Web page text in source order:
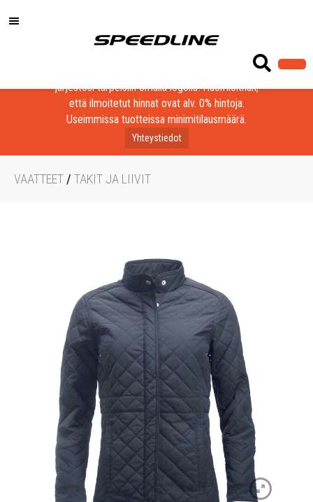
Löydä laadukkaat tuotteet yrityksesi, seurasi tai
järjestösi tarpeisiin omalla logolla! Huomioithan,
että ilmoitetut hinnat ovat alv. 0% hintoja.
Useimmissa tuotteissa minimitilausmäärä.
Yhteystiedot
VAATTEET / TAKIT JA LIIVIT